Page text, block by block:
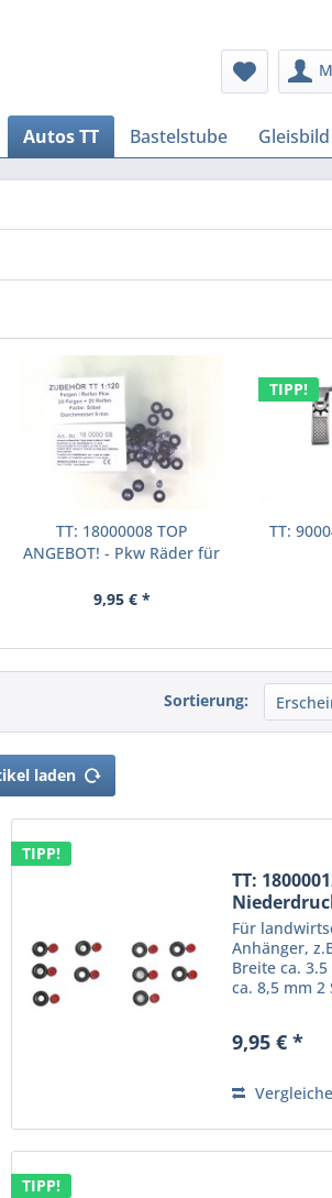
Autos TT Bastelstube
TT: 18000008 TOP
ANGEBOT! - Pkw Räder für
9,95 € *
TIPP!
TT:
Sortierung:
laden
TIPP!
TT:
Für
Anhänger,
Breite ca.
ca. 8,5 mm 2
Rot RAL
9,95 € *
TIPP!